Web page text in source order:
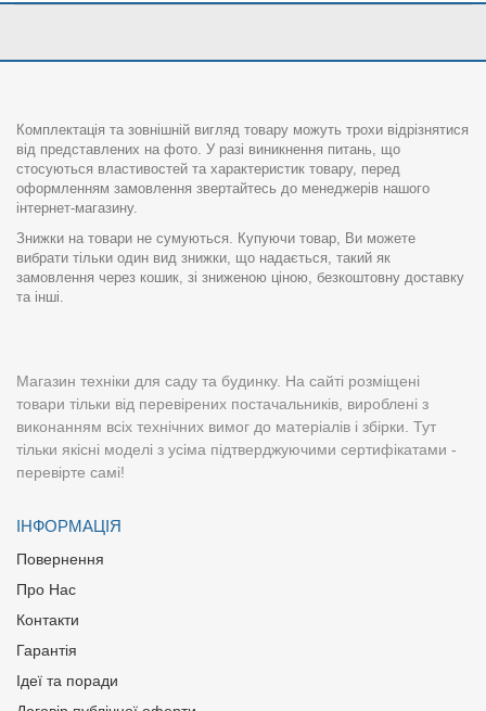
Комплектація та зовнішній вигляд товару можуть трохи відрізнятися
від представлених на фото. У разі виникнення питань, що
стосуються властивостей та характеристик товару, перед
оформленням замовлення звертайтесь до менеджерів нашого
інтернет-магазину.
Знижки на товари не сумуються. Купуючи товар, Ви можете
вибрати тільки один вид знижки, що надається, такий як
замовлення через кошик, зі зниженою ціною, безкоштовну доставку
та інші.
Магазин техніки для саду та будинку. На сайті розміщені
товари тільки від перевірених постачальників, вироблені з
виконанням всіх технічних вимог до матеріалів і збірки. Тут
тільки якісні моделі з усіма підтверджуючими сертифікатами -
перевірте самі!
ІНФОРМАЦІЯ
Повернення
Про Нас
Контакти
Гарантія
Ідеї та поради